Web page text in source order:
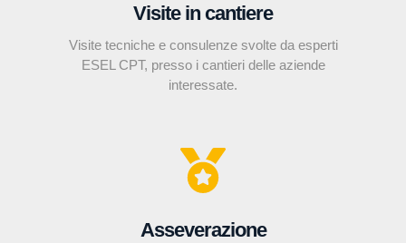
Visite in cantiere
Visite tecniche e consulenze svolte da esperti
ESEL CPT, presso i cantieri delle aziende
interessate.
Asseverazione